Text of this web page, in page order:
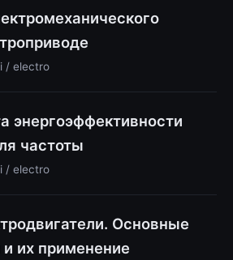
/ electro
энергоэффективности
частоты
/ electro
Основные
их применение